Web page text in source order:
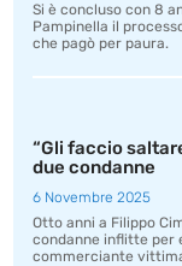
Si è concluso con 8
Pampinella il
che pagò per paura.
“Gli faccio
due condanne
6 Novembre 2025
Otto anni a Filippo
condanne inflitte per
commerciante